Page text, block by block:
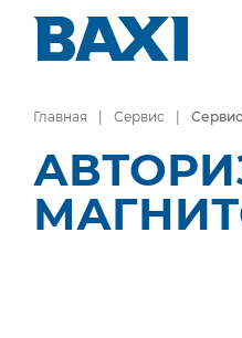
Главная Сервис